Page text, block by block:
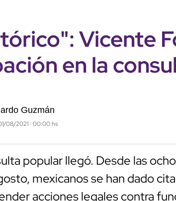
Vicente
en la
Guzmán
08/2021 · 00:00 hs
popular llegó. Desde las
mexicanos se han dado
acciones legales contra